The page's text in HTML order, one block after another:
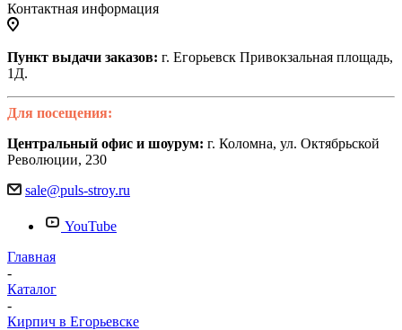
Контактная информация
Пункт выдачи заказов: г. Егорьевск Привокзальная площадь,
1Д.
Для посещения:
Центральный офис и шоурум: г. Коломна, ул. Октябрьской
Революции, 230
sale@puls-stroy.ru
YouTube
Главная
-
Каталог
-
Кирпич в Егорьевске